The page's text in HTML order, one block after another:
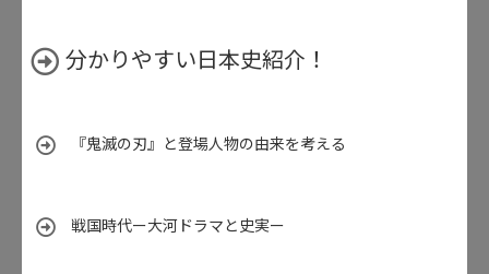
分かりやすい日本史紹介！
『鬼滅の刃』と登場人物の由来を考える
戦国時代ー大河ドラマと史実ー